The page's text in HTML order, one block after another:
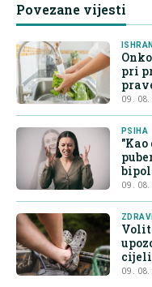
Povezane vijesti
pri
09. 08.
PSIHA
09. 08.
09. 08.